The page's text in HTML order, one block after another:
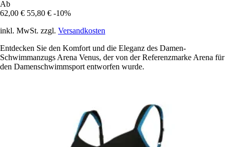
Ab
62,00 € 55,80 € -10%
inkl. MwSt. zzgl. Versandkosten
Entdecken Sie den Komfort und die Eleganz des Damen-
Schwimmanzugs Arena Venus, der von der Referenzmarke Arena für
den Damenschwimmsport entworfen wurde.